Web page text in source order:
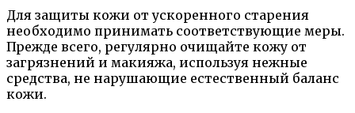
Для защиты кожи от ускоренного старения
необходимо принимать соответствующие меры.
Прежде всего, регулярно очищайте кожу от
загрязнений и макияжа, используя нежные
средства, не нарушающие естественный баланс
кожи.